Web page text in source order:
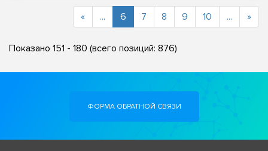
« ... 6 (current)
7 8 9 10 ... »
Показано 151 - 180 (всего позиций: 876)
ФОРМА ОБРАТНОЙ СВЯЗИ